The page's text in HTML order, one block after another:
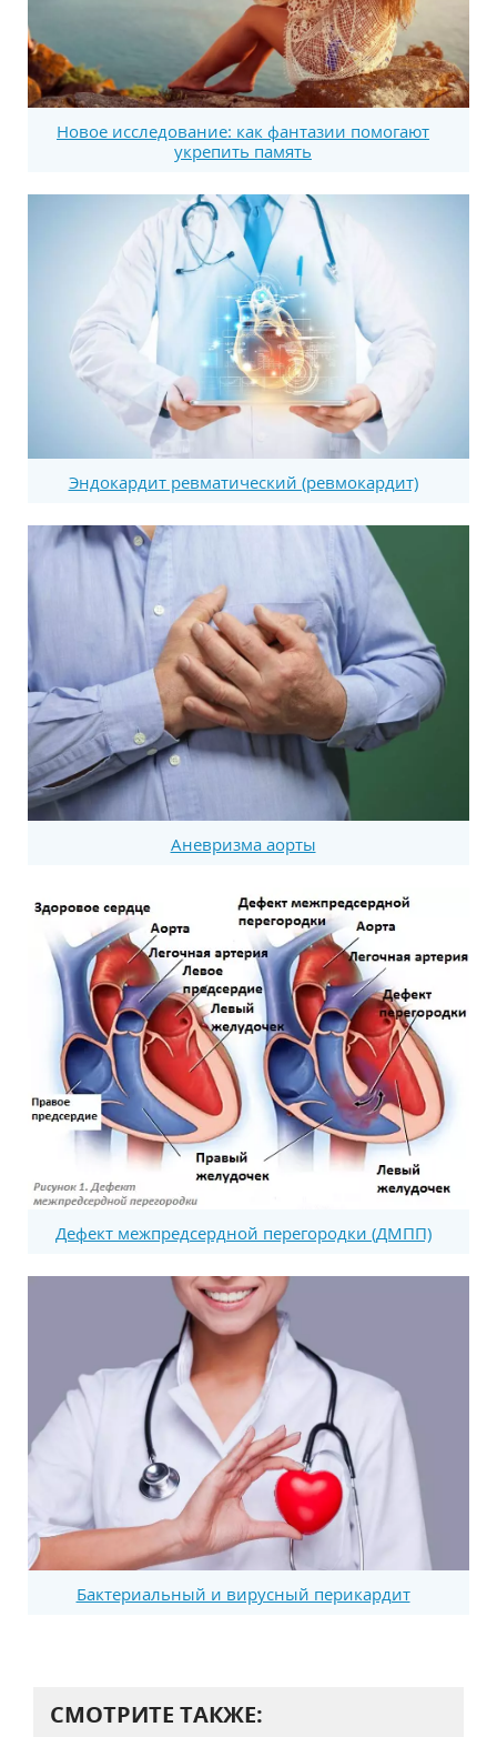
Новое исследование: как фантазии помогают
укрепить память
Эндокардит ревматический (ревмокардит)
Аневризма аорты
Дефект межпредсердной перегородки (ДМПП)
Бактериальный и вирусный перикардит
СМОТРИТЕ ТАКЖЕ: